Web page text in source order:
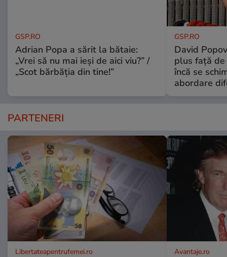
GSP.RO
Adrian Popa a sărit la bătaie:
„Vrei să nu mai ieși de aici viu?” /
„Scot bărbăția din tine!”
GSP.RO
David
plus față de
încă se
abordare
PARTENERI
Libertateapentrufemei.ro Avantaje.ro